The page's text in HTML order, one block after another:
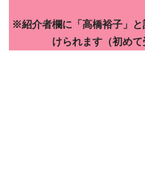
※紹介者欄に「高橋裕子」
けられます（初めて